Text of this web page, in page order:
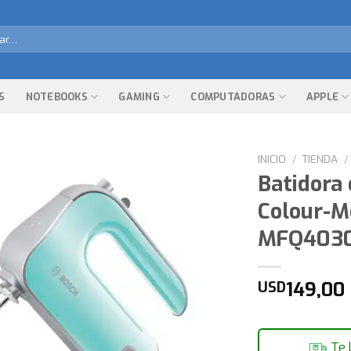
NOTEBOOKS GAMING COMPUTADORAS APPLE
INICIO / TIENDA /
Batidora
Colour-
USD149,00
Te